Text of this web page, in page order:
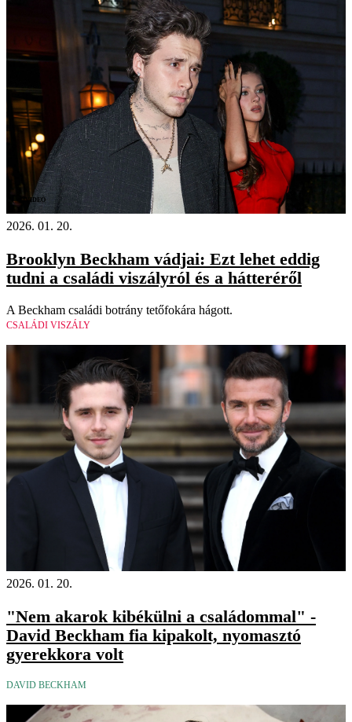
Videó
2026. 01. 20.
Brooklyn Beckham vádjai: Ezt lehet eddig
tudni a családi viszályról és a hátteréről
A Beckham családi botrány tetőfokára hágott.
CSALÁDI VISZÁLY
2026. 01. 20.
"Nem akarok kibékülni a családommal" -
David Beckham fia kipakolt, nyomasztó
gyerekkora volt
DAVID BECKHAM